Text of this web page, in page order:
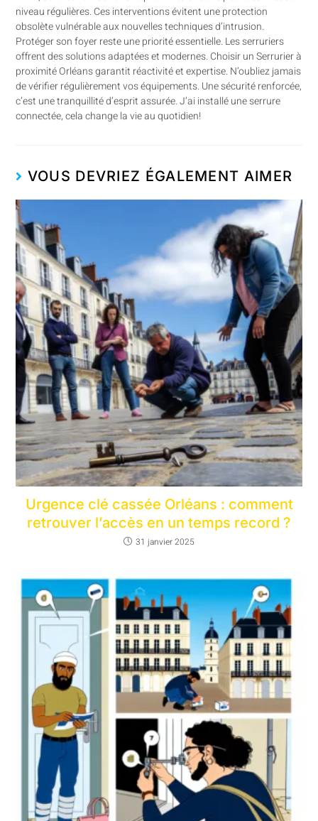
niveau régulières. Ces interventions évitent une protection
obsolète vulnérable aux nouvelles techniques d’intrusion.
Protéger son foyer reste une priorité essentielle. Les serruriers
offrent des solutions adaptées et modernes. Choisir un Serrurier à
proximité Orléans garantit réactivité et expertise. N’oubliez jamais
de vérifier régulièrement vos équipements. Une sécurité renforcée,
c’est une tranquillité d’esprit assurée. J’ai installé une serrure
connectée, cela change la vie au quotidien!
VOUS DEVRIEZ ÉGALEMENT AIMER
Urgence clé cassée Orléans : comment
retrouver l’accès en un temps record ?
31 janvier 2025